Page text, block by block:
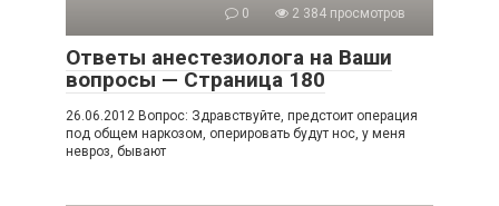
0
2 384 просмотров
Ответы анестезиолога на Ваши
вопросы — Страница 180
26.06.2012 Вопрос: Здравствуйте, предстоит операция
под общем наркозом, оперировать будут нос, у меня
невроз, бывают